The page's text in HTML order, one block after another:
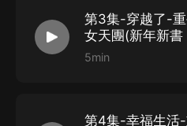
第3集-穿越了-
女天團(新年新書
讚轉發)
5min
第4集-幸福生活